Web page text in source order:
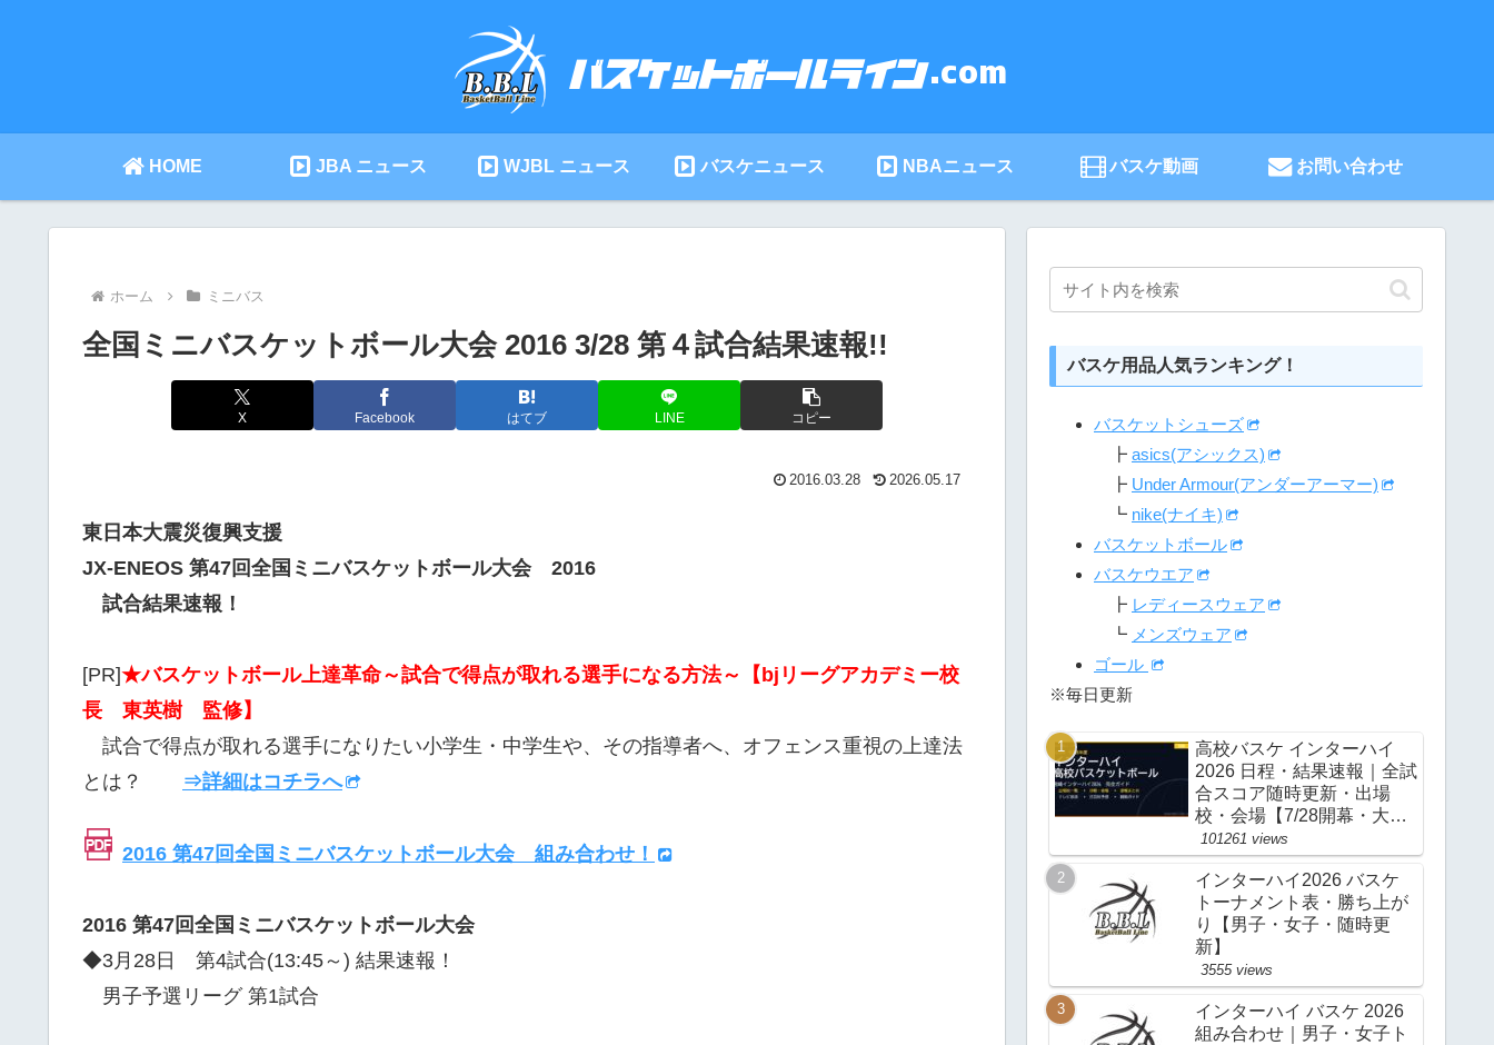
HOME JBA ニュース WJBL ニュース バスケニュース NBAニュース バスケ動画 お問い合わせ
ホーム ミニバス
全国ミニバスケットボール大会 2016 3/28 第４試合結果速報!!
X Facebook はてブ LINE コピー
2016.03.28 2026.05.17
東日本大震災復興支援
JX-ENEOS 第47回全国ミニバスケットボール大会 2016
試合結果速報！
[PR]★バスケットボール上達革命～試合で得点が取れる選手になる方法～【bjリーグアカデミー校
長 東英樹 監修】
試合で得点が取れる選手になりたい小学生・中学生や、その指導者へ、オフェンス重視の上達法
とは？ ⇒詳細はコチラへ
2016 第47回全国ミニバスケットボール大会 組み合わせ！
2016 第47回全国ミニバスケットボール大会
◆3月28日 第4試合(13:45～) 結果速報！
男子予選リーグ 第1試合
バスケ用品人気ランキング！
バスケットシューズ
┣ asics(アシックス)
┣ Under Armour(アンダーアーマー)
┗ nike(ナイキ)
バスケットボール
バスケウエア
┣ レディースウェア
┗ メンズウェア
ゴール
※毎日更新
高校バスケ インターハイ
2026 日程・結果速報｜全試
合スコア随時更新・出場
校・会場【7/28開幕・大
阪】
101261 views
インターハイ2026 バスケ
トーナメント表・勝ち上が
り【男子・女子・随時更
新】
3555 views
インターハイ バスケ 2026
組み合わせ｜男子・女子ト